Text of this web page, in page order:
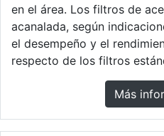
en el área. Los filtros de
acanalada, según
el desempeño y el
respecto de los filtros
Más